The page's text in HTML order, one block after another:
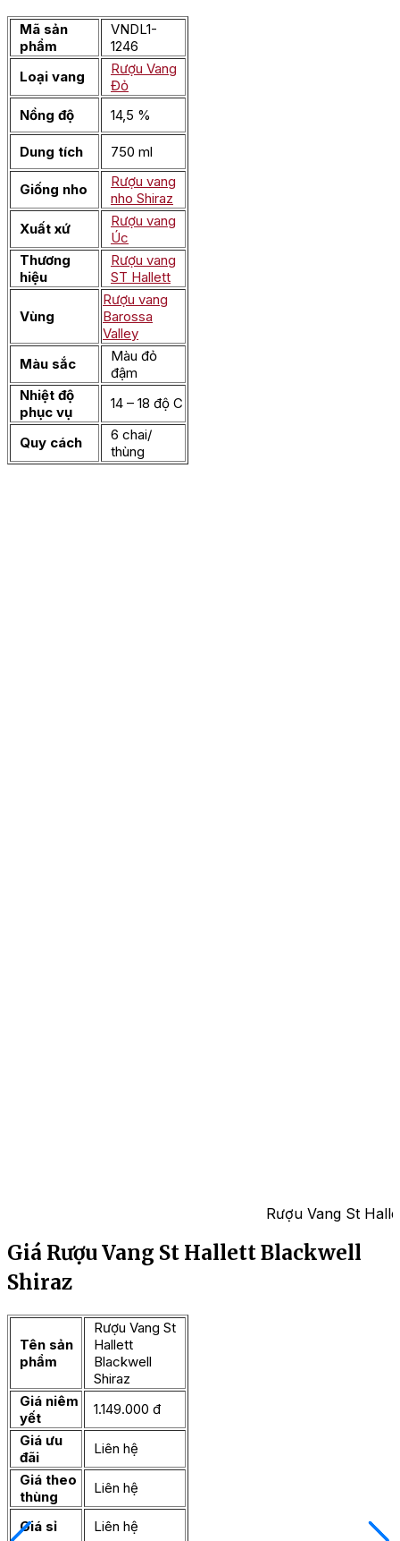
Mã sản
phẩm
VNDL1-
1246
Loại vang
Rượu Vang
Đỏ
Nồng độ
14,5 %
Dung tích 750 ml
Giống nho
Rượu vang
nho Shiraz
Xuất xứ
Rượu vang
Úc
Thương
hiệu
Rượu vang
ST Hallett
Vùng
Rượu vang
Barossa
Valley
Màu sắc
Màu đỏ
đậm
Nhiệt độ
phục vụ
14 – 18 độ C
Quy cách
6 chai/
thùng
Rượu Vang St
Giá Rượu Vang St Hallett Blackwell
Shiraz
Tên sản
phẩm
Rượu Vang St
Hallett
Blackwell
Shiraz
Giá niêm
yết
1.149.000 đ
Giá ưu
đãi
Liên hệ
Giá theo
thùng
Liên hệ
Giá sỉ Liên hệ